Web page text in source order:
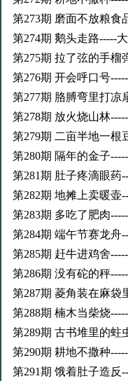
第273期 磨面不放粮食
第274期 鹅头走路-----
第275期 拉了弦的手榴
第276期 开会呼口号
第277期 胳膊弯里打凉
第278期 放火烧山林
第279期 二亩半地一根
第280期 隔年的金子
第281期 肚子疼滴眼药
第282期 地摊上卖暖壶
第283期 多吃了肥肉
第284期 端午节赛龙舟
第285期 赶牛进鸡舍
第286期 没有砣的秤
第287期 菱角装在麻袋
第288期 楠木当柴烧
第289期 古书堆里的蛀
第290期 耕地不撒种
第291期 饿着肚子造反